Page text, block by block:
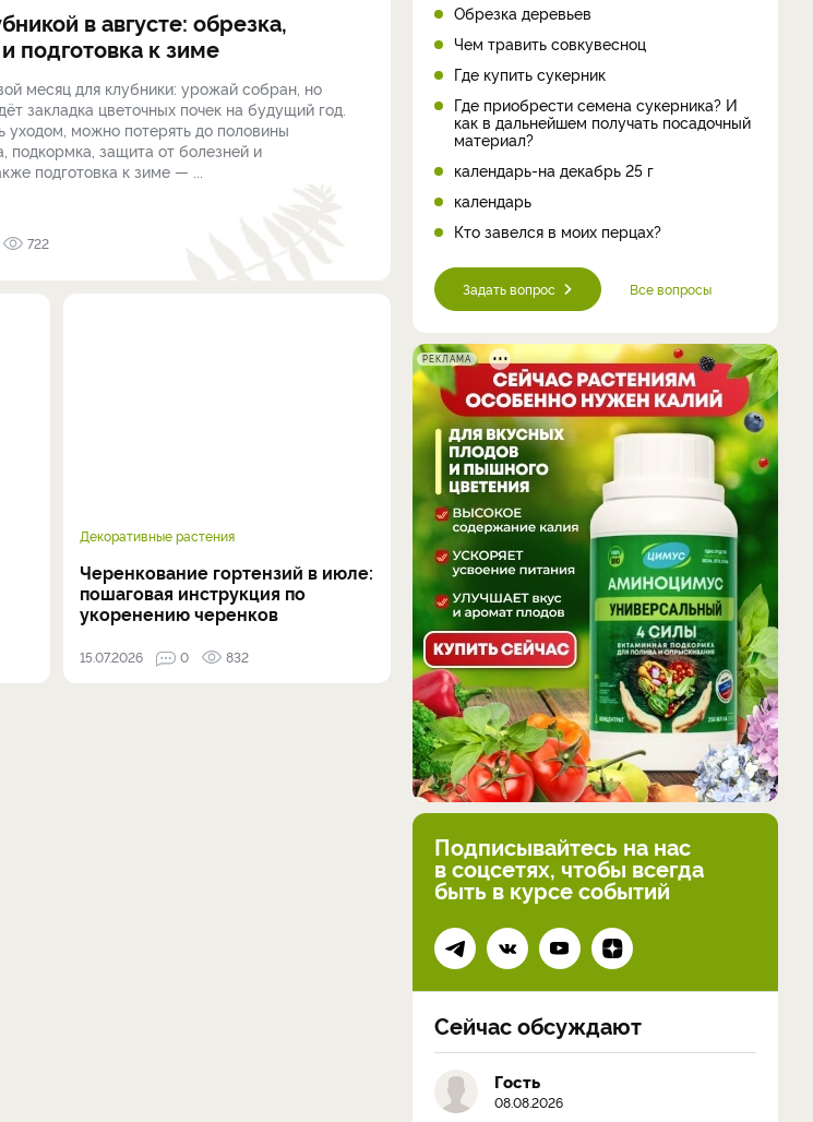
в августе: обрезка,
подготовка к зиме
месяц для клубники: урожай собран, но
закладка цветочных почек на будущий год.
уходом, можно потерять до половины
подкормка, защита от болезней и
подготовка к зиме — ...
722
Декоративные растения
Черенкование гортензий в июле:
пошаговая инструкция по
укоренению черенков
15.07.2026 0 832
Обрезка деревьев
Чем травить совкувесноц
Где купить сукерник
Где приобрести семена сукерника? И
как в дальнейшем получать посадочный
материал?
календарь-на декабрь 25 г
календарь
Кто завелся в моих перцах?
Задать вопрос Все вопросы
РЕКЛАМА
Подписывайтесь на нас
в соцсетях, чтобы всегда
быть в курсе событий
Сейчас обсуждают
Гость
08.08.2026